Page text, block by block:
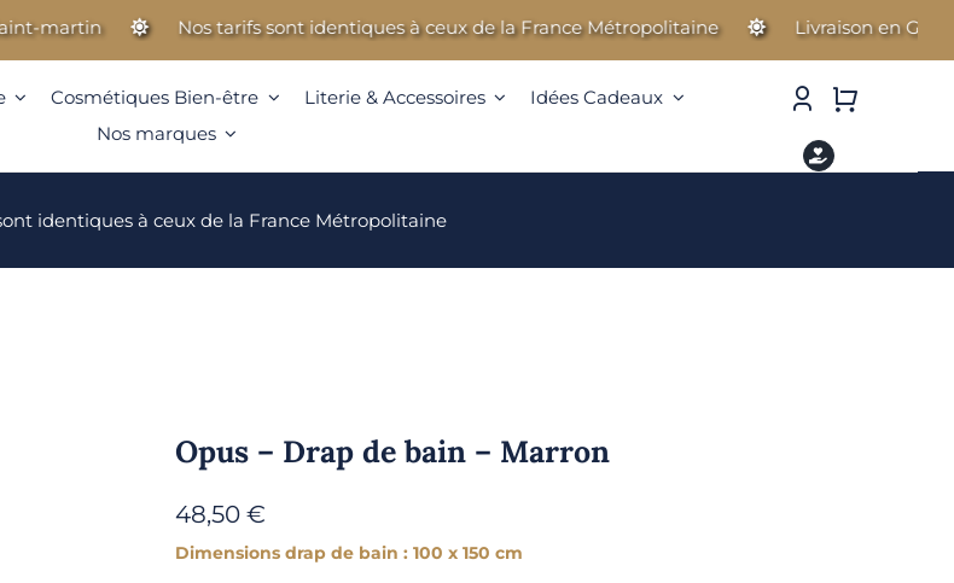
Nos tarifs sont identiques à ceux de la France Métropolitaine Livraison en
Cosmétiques Bien-être Literie & Accessoires
Idées Cadeaux
Nos marques
identiques à ceux de la France Métropolitaine
Opus – Drap de bain – Marron
48,50 €
Dimensions drap de bain : 100 x 150 cm